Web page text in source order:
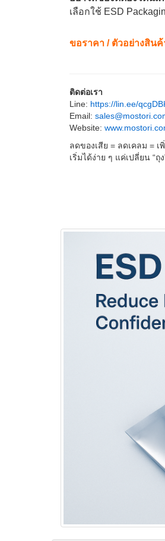
เลือกใช้ ESD
ขอราคา / ตัวอย่างสินค้
ติดต่อเรา
Line: https://lin.ee/
Email:
Website:
ลดของเสีย = ลดเคลม =
เริ่มได้ง่าย ๆ แค่เปลี่ยน “ถุง